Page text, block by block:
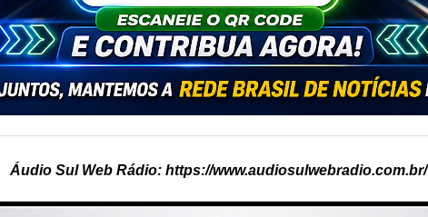
Áudio Sul Web Rádio: https://www.audiosulwebradio.com.br/